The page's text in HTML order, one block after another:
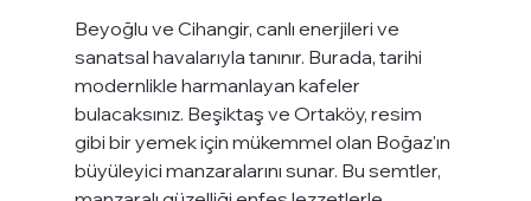
Beyoğlu ve Cihangir, canlı enerjileri ve
sanatsal havalarıyla tanınır. Burada, tarihi
modernlikle harmanlayan kafeler
bulacaksınız. Beşiktaş ve Ortaköy, resim
gibi bir yemek için mükemmel olan Boğaz'ın
büyüleyici manzaralarını sunar. Bu semtler,